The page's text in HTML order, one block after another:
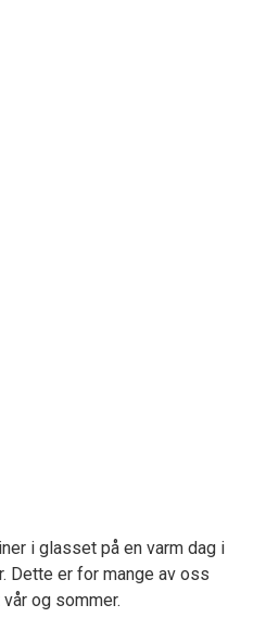
i glasset på en varm dag i
Dette er for mange av oss
og sommer.